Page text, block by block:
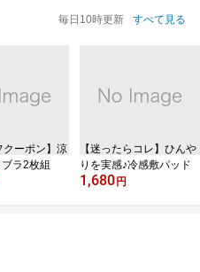
毎日10時更新 すべて見る
クーポン】涼
ラ2枚組
【迷ったらコレ】ひんや
りを実感♪冷感敷パッド
1,680 円